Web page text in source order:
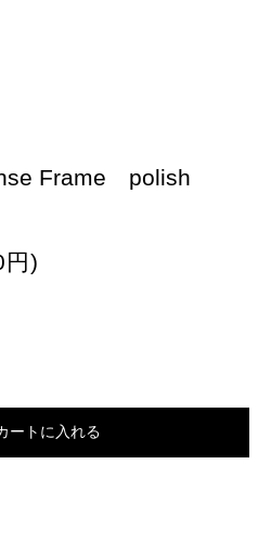
Frame polish
)
ートに入れる